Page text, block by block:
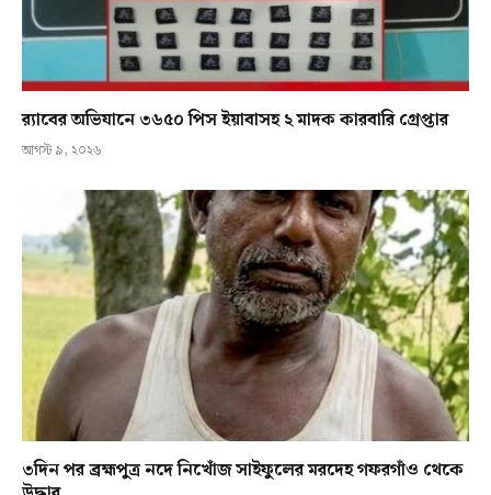
র‍্যাবের অভিযানে ৩৬৫০ পিস ইয়াবাসহ ২ মাদক কারবারি গ্রেপ্তার
আগস্ট ৯, ২০২৬
৩দিন পর ব্রহ্মপুত্র নদে নিখোঁজ সাইফুলের মরদেহ গফরগাঁও থেকে